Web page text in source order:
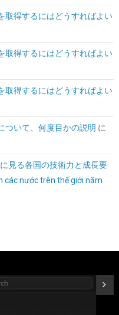
ト 850W ATX3.1/PCIe 5.1
7年保証 PS1327
蔵SSD 1TB WD Black
2280 NVMe
】
取得するにはどうすればよい
取得するにはどうすればよい
取得するにはどうすればよい
ついて、何度目かの説明 に
見る各国の技術力と成長要
các nước trên thế giới năm